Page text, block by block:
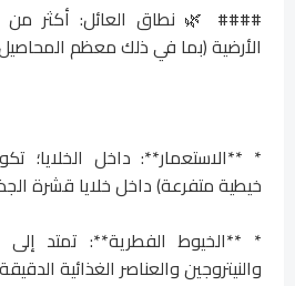
الأرضية (بما في ذلك معظم
* **الاستعمار**: داخل الخلايا؛
خيطية متفرعة) داخل خلايا قشرة الجذر
* **الخيوط الفطرية**: تمتد إلى
والنيتروجين والعناصر الغذائية